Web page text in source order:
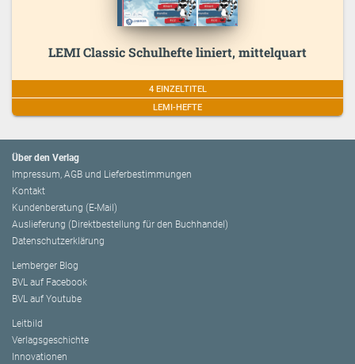
LEMI Classic Schulhefte liniert, mittelquart
4 EINZELTITEL
LEMI-HEFTE
Über den Verlag
Impressum, AGB und Lieferbestimmungen
Kontakt
Kundenberatung (E-Mail)
Auslieferung (Direktbestellung für den Buchhandel)
Datenschutzerklärung
Lemberger Blog
BVL auf Facebook
BVL auf Youtube
Leitbild
Verlagsgeschichte
Innovationen